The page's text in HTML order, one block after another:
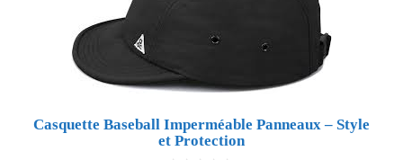
Casquette Baseball Imperméable Panneaux – Style
et Protection